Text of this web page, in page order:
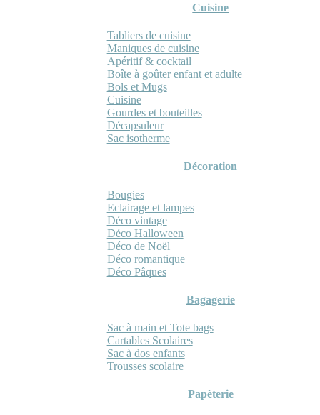
Cuisine
Tabliers de cuisine
Maniques de cuisine
Apéritif & cocktail
Boîte à goûter enfant et adulte
Bols et Mugs
Cuisine
Gourdes et bouteilles
Décapsuleur
Sac isotherme
Décoration
Bougies
Eclairage et lampes
Déco vintage
Déco Halloween
Déco de Noël
Déco romantique
Déco Pâques
Bagagerie
Sac à main et Tote bags
Cartables Scolaires
Sac à dos enfants
Trousses scolaire
Papèterie